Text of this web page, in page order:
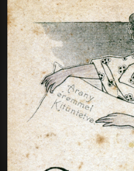
1905 1905
pillanatok
Bordács Ferenc
Az idén száz éve született
Középületépítő Vállalat
fotóhagyatéka egyszerre
késő modern magyar
épületeinek születéséről;
kísérletező, a családi
autonóm képeket is
Felvételein budapesti és
a felhőtlen gyermekkor
építőmunkások, és mára
épületek születésének